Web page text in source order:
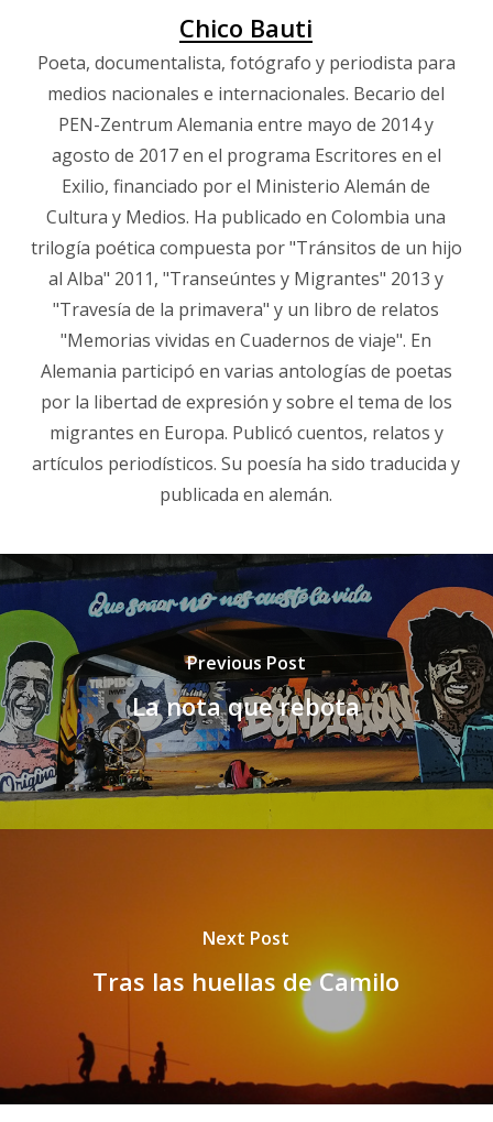
Chico Bauti
Poeta, documentalista, fotógrafo y periodista para
medios nacionales e internacionales. Becario del
PEN-Zentrum Alemania entre mayo de 2014 y
agosto de 2017 en el programa Escritores en el
Exilio, financiado por el Ministerio Alemán de
Cultura y Medios. Ha publicado en Colombia una
trilogía poética compuesta por "Tránsitos de un hijo
al Alba" 2011, "Transeúntes y Migrantes" 2013 y
"Travesía de la primavera" y un libro de relatos
"Memorias vividas en Cuadernos de viaje". En
Alemania participó en varias antologías de poetas
por la libertad de expresión y sobre el tema de los
migrantes en Europa. Publicó cuentos, relatos y
artículos periodísticos. Su poesía ha sido traducida y
publicada en alemán.
Previous Post
La nota que rebota
Next Post
Tras las huellas de Camilo